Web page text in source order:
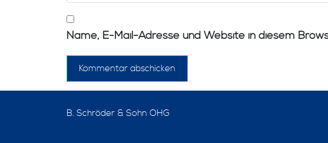
Name, E-Mail-Adresse und Website in diesem
B. Schröder & Sohn OHG